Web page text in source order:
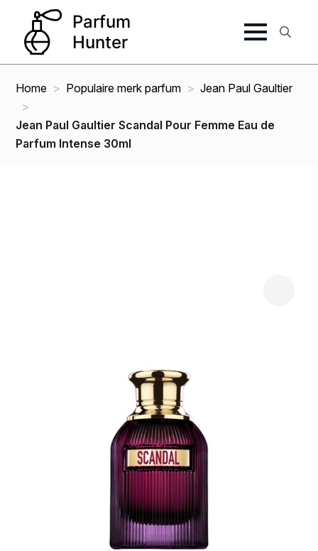
Home Populaire merk parfum Jean Paul Gaultier
Jean Paul Gaultier Scandal Pour Femme Eau de
Parfum Intense 30ml